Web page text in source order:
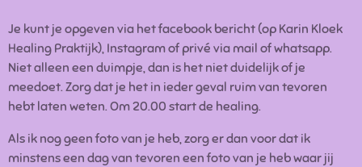
Je kunt je opgeven via het facebook bericht (op Karin Kloek
Healing Praktijk), Instagram of privé via mail of whatsapp.
Niet alleen een duimpje, dan is het niet duidelijk of je
meedoet. Zorg dat je het in ieder geval ruim van tevoren
hebt laten weten. Om 20.00 start de healing.
Als ik nog geen foto van je heb, zorg er dan voor dat ik
minstens een dag van tevoren een foto van je heb waar jij